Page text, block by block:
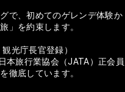
で、初めてのゲレンデ体験か
」を約束します。
光庁長官登録）
本旅行業協会（JATA）正会員
徹底しています。